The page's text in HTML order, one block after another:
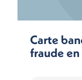
Carte
fraude